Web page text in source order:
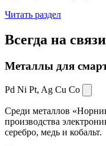
Читать раздел
Всегда на связи
Металлы для
Pd Ni Pt, Ag Cu Co
Среди металлов
производства
серебро, медь и кобальт.